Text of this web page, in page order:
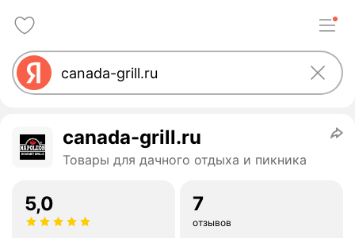
canada-grill.ru
Товары для дачного отдыха и пикника
5,0 7
отзывов